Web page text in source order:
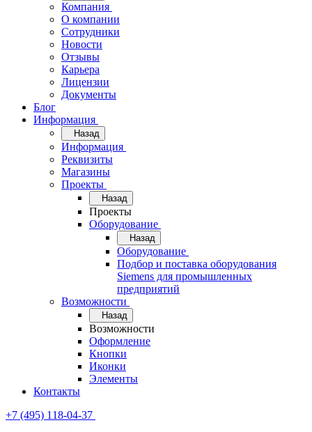
Компания
О компании
Сотрудники
Новости
Отзывы
Карьера
Лицензии
Документы
Блог
Информация
Назад
Информация
Реквизиты
Магазины
Проекты
Назад
Проекты
Оборудование
Назад
Оборудование
Подбор и поставка оборудования
Siemens для промышленных
предприятий
Возможности
Назад
Возможности
Оформление
Кнопки
Иконки
Элементы
Контакты
+7 (495) 118-04-37